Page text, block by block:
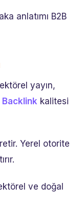
anlatımı B2B
yayın,
Backlink kalitesi
Yerel otorite
ve doğal